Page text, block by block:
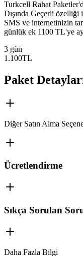
​​​​​Turkcell Rahat
Dışında Geçerli
SMS ve internetinizin
günlük ek 1100 TL'ye
3 gün
1.100TL
Paket
Diğer Satın Alma
Ücretlendirme
Sıkça Sorulan
Daha Fazla Bilgi